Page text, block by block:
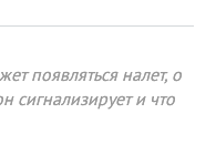
появляться налет, о
сигнализирует и что